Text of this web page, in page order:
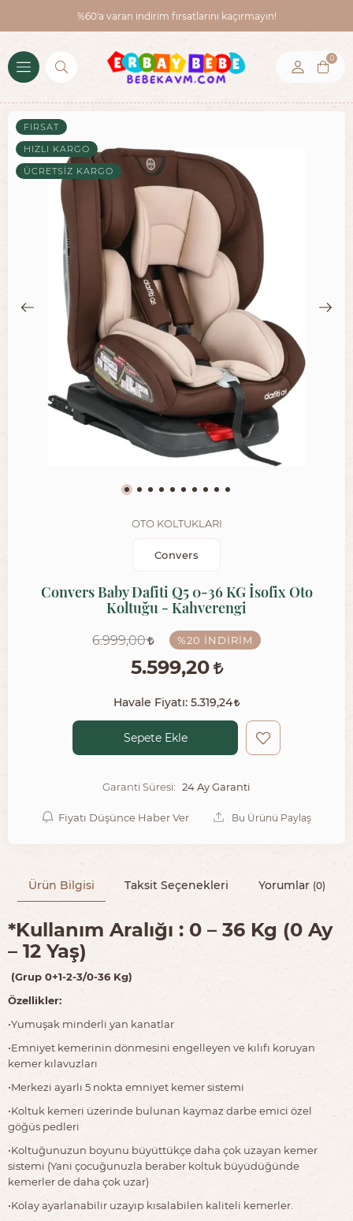
%60'a varan indirim fırsatlarını kaçırmayın!
0
FIRSAT
HIZLI KARGO
ÜCRETSIZ KARGO
OTO KOLTUKLARI
Convers
Convers Baby Dafiti Q5 0-36 KG İsofix Oto
Koltuğu - Kahverengi
6.999,00 %20 İNDIRIM
5.599,20
Havale Fiyatı: 5.319,24
Sepete Ekle
Garanti Süresi: 24 Ay Garanti
Fiyatı Düşünce Haber Ver Bu Ürünü Paylaş
Ürün Bilgisi Taksit Seçenekleri Yorumlar (0)
*Kullanım Aralığı : 0 – 36 Kg (0 Ay
– 12 Yaş)
(Grup 0+1-2-3/0-36 Kg)
Özellikler:
•Yumuşak minderli yan kanatlar
•Emniyet kemerinin dönmesini engelleyen ve kılıfı koruyan
kemer kılavuzları
•Merkezi ayarlı 5 nokta emniyet kemer sistemi
•Koltuk kemeri üzerinde bulunan kaymaz darbe emici özel
göğüs pedleri
•Koltuğunuzun boyunu büyüttükçe daha çok uzayan kemer
sistemi (Yani çocuğunuzla beraber koltuk büyüdüğünde
kemerler de daha çok uzar)
•Kolay ayarlanabilir uzayıp kısalabilen kaliteli kemerler.